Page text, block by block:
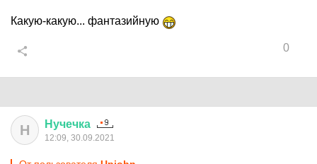
Какую-какую... фантазийную
0
Н Нучечка
12:09, 30.09.2021